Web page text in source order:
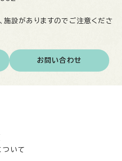
設がありますのでご注意くださ
お問い合わせ
ついて